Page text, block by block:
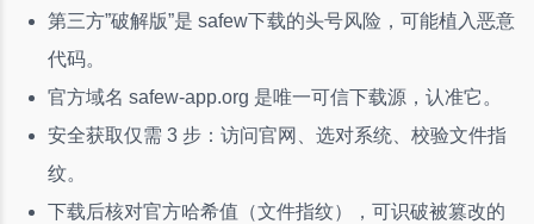
第三方”破解版”是 safew下载的头号风险，可能植入恶意
代码。
官方域名 safew-app.org 是唯一可信下载源，认准它。
安全获取仅需 3 步：访问官网、选对系统、校验文件指
纹。
下载后核对官方哈希值（文件指纹），可识破被篡改的